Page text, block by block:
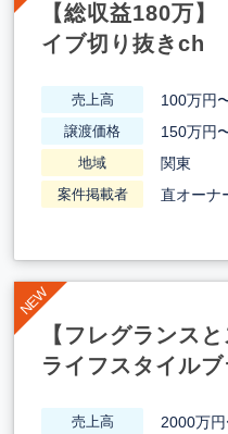
【総収益180万
イブ切り抜きch
売上高 100万円
譲渡価格 150万円
地域 関東
案件掲載者 直オーナ
【フレグランス
ライフスタイル
売上高 2000万